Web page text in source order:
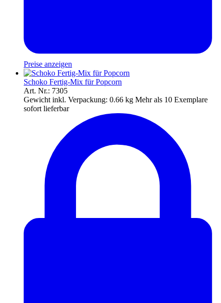
Preise anzeigen
Schoko Fertig-Mix für Popcorn
Art. Nr.: 7305
Gewicht inkl. Verpackung: 0.66 kg Mehr als 10 Exemplare
sofort lieferbar